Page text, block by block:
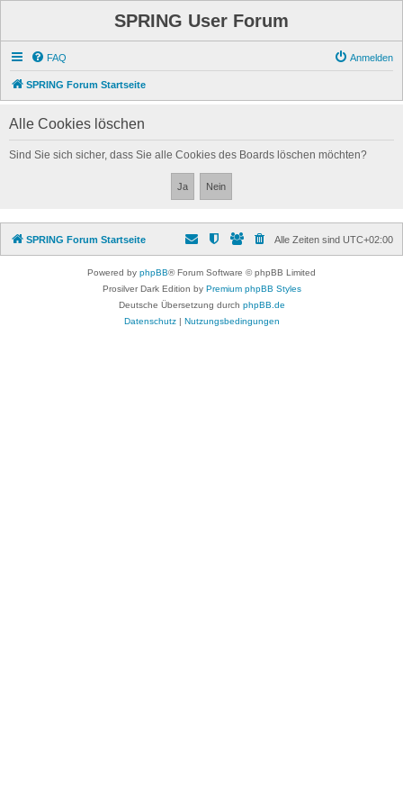
SPRING User Forum
FAQ Anmelden
SPRING Forum Startseite
Alle Cookies löschen
Sind Sie sich sicher, dass Sie alle Cookies des Boards löschen möchten?
SPRING Forum Startseite Alle Zeiten sind UTC+02:00
Powered by phpBB® Forum Software © phpBB Limited
Prosilver Dark Edition by Premium phpBB Styles
Deutsche Übersetzung durch phpBB.de
Datenschutz| Nutzungsbedingungen